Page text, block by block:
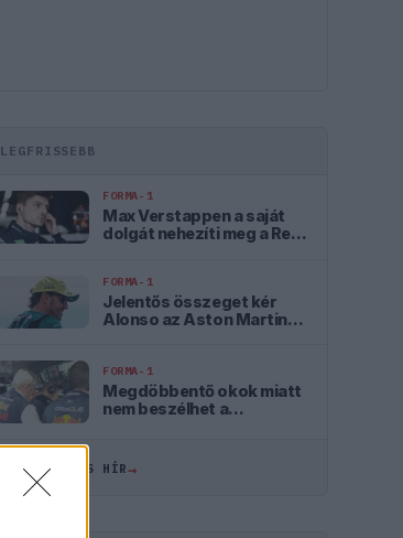
LEGFRISSEBB
FORMA-1
Max Verstappen a saját
dolgát nehezíti meg a Red
FORMA-1
Jelentős összeget kér
Alonso az Aston Martintól
FORMA-1
Megdöbbentő okok miatt
nem beszélhet a
ÖSSZES FRISS HÍR→